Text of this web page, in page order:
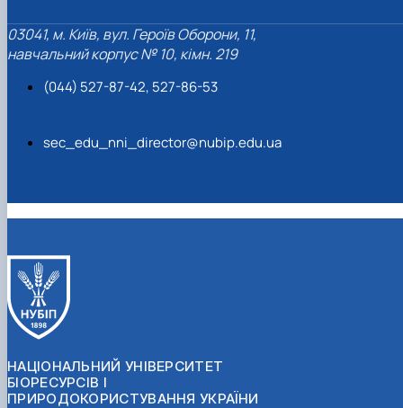
03041, м. Київ, вул. Героїв Оборони, 11,
навчальний корпус № 10, кімн. 219
(044) 527-87-42, 527-86-53
sec_edu_nni_director@nubip.edu.ua
НАЦІОНАЛЬНИЙ УНІВЕРСИТЕТ
БІОРЕСУРСІВ І
ПРИРОДОКОРИСТУВАННЯ УКРАЇНИ